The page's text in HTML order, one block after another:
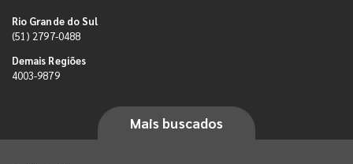
Rio Grande do Sul
(51) 2797-0488
Demais Regiões
4003-9879
Mais buscados